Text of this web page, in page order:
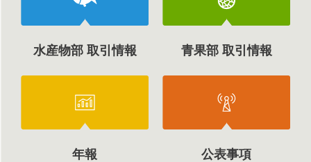
水産物部 取引情報 青果部 取引情報
年報 公表事項